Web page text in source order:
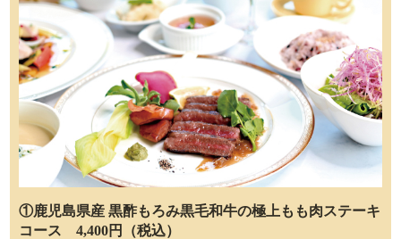
①鹿児島県産 黒酢もろみ黒毛和牛の極上もも肉ステーキ
コース 4,400円（税込）